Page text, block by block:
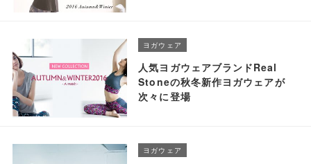
ヨガウェア
人気ヨガウェアブランドReal
Stoneの秋冬新作ヨガウェアが
次々に登場
ヨガウェア